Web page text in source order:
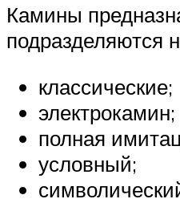
Камины
подразделяются
классические;
электрокамин;
полная
условный;